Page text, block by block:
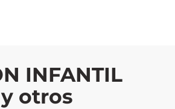
INFANTIL
otros